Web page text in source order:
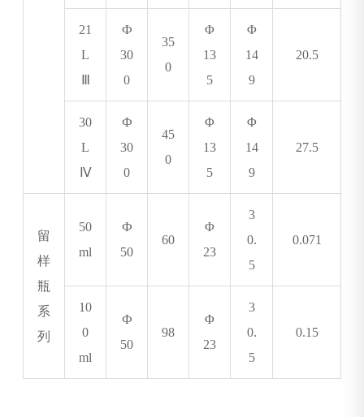
21
L
Ф
30
0
35
0
Φ
13
5
Φ
14
9
20.5
30
L
Ⅳ
Ф
30
0
45
0
Φ
13
5
Φ
14
9
27.5
留
样
瓶
系
列
50
ml
Ф
50
60
Φ
23
3
0.
5
0.071
10
0
ml
Ф
50
98
Φ
23
3
0.
5
0.15